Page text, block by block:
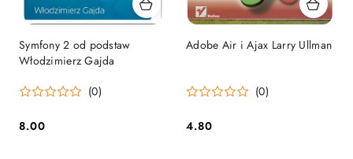
Symfony 2 od podstaw
Włodzimierz Gajda
(0)
Cena:
8.00
Adobe Air i Ajax Larry Ullman
(0)
Cena:
4.80